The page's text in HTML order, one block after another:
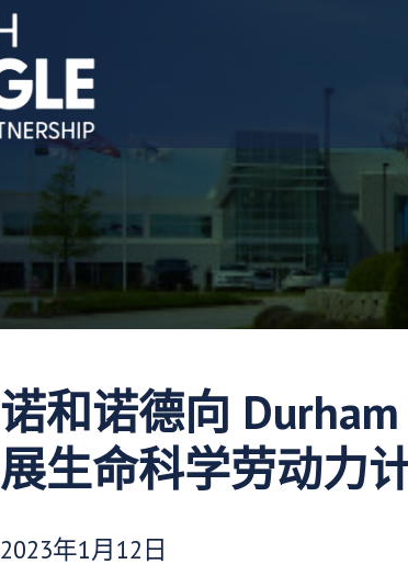
诺和诺德向
展生命科学劳动力
发布日期：
2023年1月12日